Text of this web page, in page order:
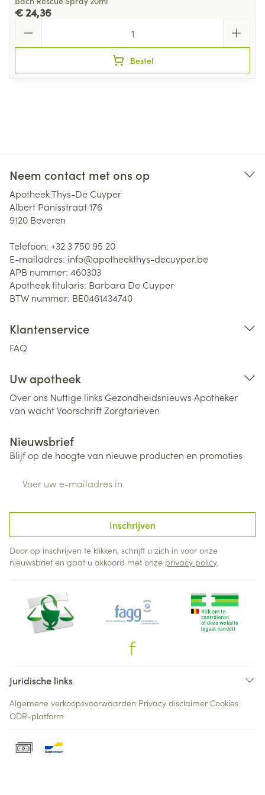
€ 24,36
Bestel
Neem contact met ons op
Apotheek Thys-De Cuyper
Albert Panisstraat 176
9120 Beveren
Telefoon: +32 3 750 95 20
E-mailadres: info@apotheekthys-decuyper.be
APB nummer: 460303
Apotheek titularis: Barbara De Cuyper
BTW nummer: BE0461434740
Klantenservice
FAQ
Uw apotheek
Over ons Nuttige links Gezondheidsnieuws Apotheker
van wachtVoorschriftZorgtarieven
Nieuwsbrief
Blijf op de hoogte van nieuwe producten en promoties
Inschrijven
Door op inschrijven te klikken, schrijft u zich in voor onze
nieuwsbrief en gaat u akkoord met onze privacy policy.
Juridische links
Algemene verkoopsvoorwaarden Privacy disclaimer Cookies
ODR-platform